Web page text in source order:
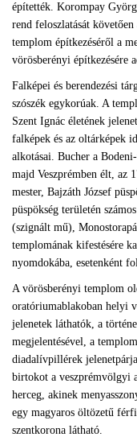
építették. Korompay
rend feloszlatását
templom építkezéséről a
vörösberényi építkezésére
Falképei és berendezési
szószék egykorúak. A
Szent Ignác életének
falképek és az oltárképek
alkotásai. Bucher a
majd Veszprémben élt, az
mester, Bajzáth József
püspökség területén
(szignált mű),
templomának kifestésére
nyomdokába, esetenként
A vörösberényi templom
oratóriumablakoban helyi
jelenetek láthatók, a
megjelentésével, a
diadalívpillérek
birtokot a veszprémvölgyi
herceg, akinek
egy magyaros öltözetű
szentkorona látható.